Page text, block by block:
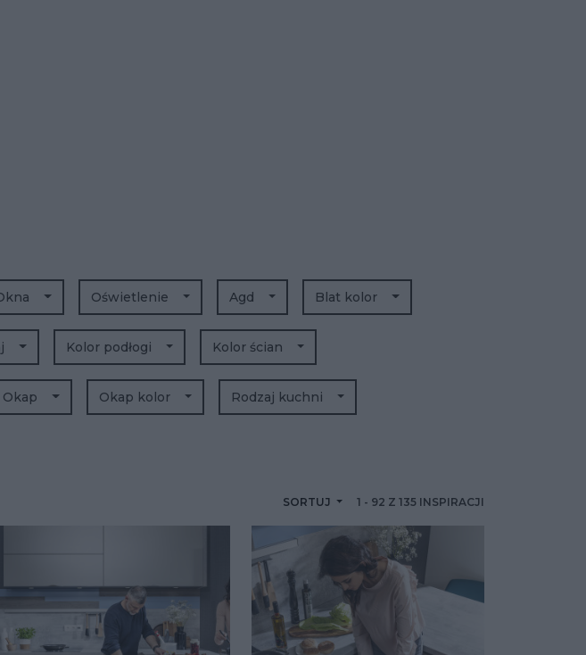
SORTUJ 1 - 92 Z 135 INSPIRACJI
Oświetlenie Agd Blat kolor
Kolor podłogi Kolor ścian
Okap Okap kolor Rodzaj kuchni